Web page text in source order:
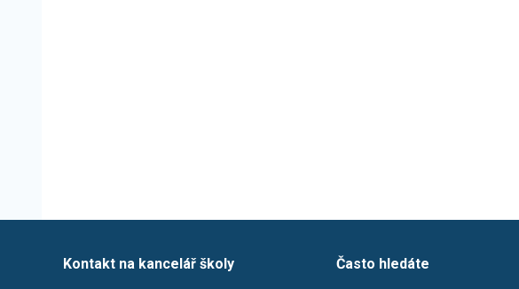
Kontakt na kancelář školy Často hledáte